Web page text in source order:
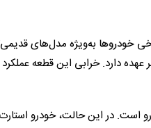
خودروها به‌ویژه مدل‌های
است. در این حالت، خودرو